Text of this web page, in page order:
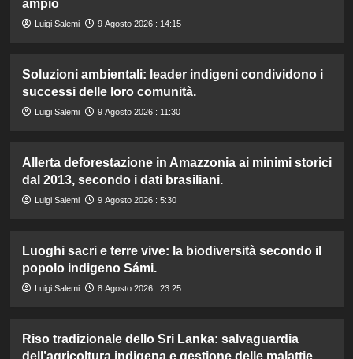
ampio
Luigi Salemi 9 Agosto 2026 : 14:15
Soluzioni ambientali: leader indigeni condividono i
successi delle loro comunità.
Luigi Salemi 9 Agosto 2026 : 11:30
Allerta deforestazione in Amazzonia ai minimi storici
dal 2013, secondo i dati brasiliani.
Luigi Salemi 9 Agosto 2026 : 5:30
Luoghi sacri e terre vive: la biodiversità secondo il
popolo indigeno Sámi.
Luigi Salemi 8 Agosto 2026 : 23:25
Riso tradizionale dello Sri Lanka: salvaguardia
dell’agricoltura indigena e gestione delle malattie.